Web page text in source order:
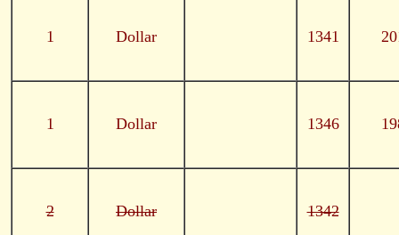
1 Dollar 1341
1 Dollar 1346
2 Dollar 1342